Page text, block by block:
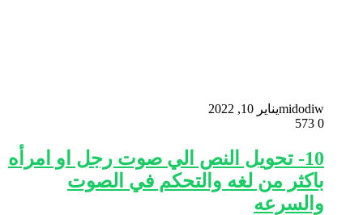
midodiwيناير 10, 2022
0
10- تحويل النص الي صوت رجل او امرأه
باكثر من لغه والتحكم في الصوت
والسرعه